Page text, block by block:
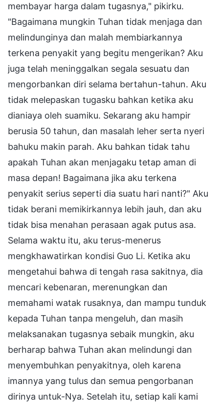
membayar harga dalam tugasnya," pikirku.
"Bagaimana mungkin Tuhan tidak menjaga dan
melindunginya dan malah membiarkannya
terkena penyakit yang begitu mengerikan? Aku
juga telah meninggalkan segala sesuatu dan
mengorbankan diri selama bertahun-tahun. Aku
tidak melepaskan tugasku bahkan ketika aku
dianiaya oleh suamiku. Sekarang aku hampir
berusia 50 tahun, dan masalah leher serta nyeri
bahuku makin parah. Aku bahkan tidak tahu
apakah Tuhan akan menjagaku tetap aman di
masa depan! Bagaimana jika aku terkena
penyakit serius seperti dia suatu hari nanti?" Aku
tidak berani memikirkannya lebih jauh, dan aku
tidak bisa menahan perasaan agak putus asa.
Selama waktu itu, aku terus-menerus
mengkhawatirkan kondisi Guo Li. Ketika aku
mengetahui bahwa di tengah rasa sakitnya, dia
mencari kebenaran, merenungkan dan
memahami watak rusaknya, dan mampu tunduk
kepada Tuhan tanpa mengeluh, dan masih
melaksanakan tugasnya sebaik mungkin, aku
berharap bahwa Tuhan akan melindungi dan
menyembuhkan penyakitnya, oleh karena
imannya yang tulus dan semua pengorbanan
dirinya untuk-Nya. Setelah itu, setiap kali kami